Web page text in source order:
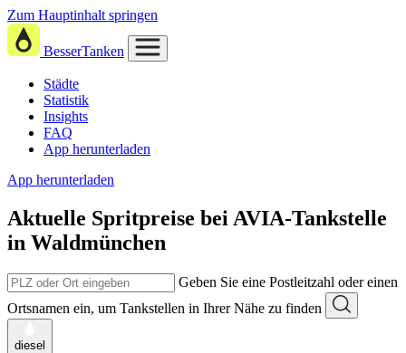
Zum Hauptinhalt springen
BesserTanken
Städte
Statistik
Insights
FAQ
App herunterladen
App herunterladen
Aktuelle Spritpreise bei AVIA-Tankstelle
in Waldmünchen
Geben Sie eine Postleitzahl oder einen
Ortsnamen ein, um Tankstellen in Ihrer Nähe zu finden
diesel